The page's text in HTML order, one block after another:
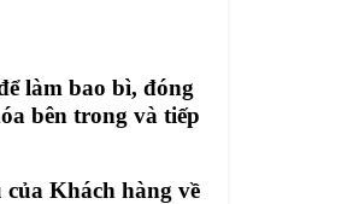
làm bao bì, đóng
bên trong và tiếp
Khách hàng về